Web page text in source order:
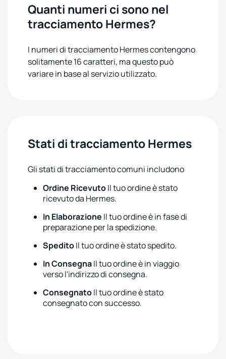
Quanti numeri ci sono nel
tracciamento Hermes?
I numeri di tracciamento Hermes contengono
solitamente 16 caratteri, ma questo può
variare in base al servizio utilizzato.
Stati di tracciamento Hermes
Gli stati di tracciamento comuni includono
Ordine RicevutoIl tuo ordine è stato
ricevuto da Hermes.
In Elaborazione Il tuo ordine è in fase di
preparazione per la spedizione.
SpeditoIl tuo ordine è stato spedito.
In ConsegnaIl tuo ordine è in viaggio
verso l'indirizzo di consegna.
ConsegnatoIl tuo ordine è stato
consegnato con successo.